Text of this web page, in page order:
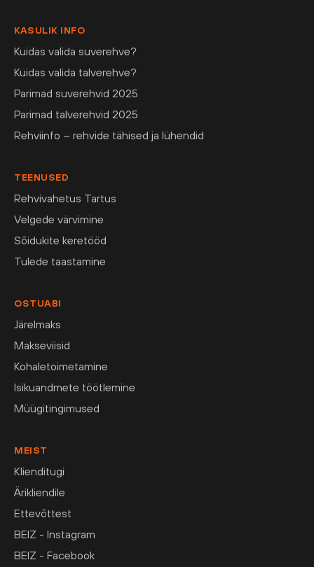
KASULIK INFO
Kuidas valida suverehve?
Kuidas valida talverehve?
Parimad suverehvid 2025
Parimad talverehvid 2025
Rehviinfo – rehvide tähised ja lühendid
TEENUSED
Rehvivahetus Tartus
Velgede värvimine
Sõidukite keretööd
Tulede taastamine
OSTUABI
Järelmaks
Makseviisid
Kohaletoimetamine
Isikuandmete töötlemine
Müügitingimused
MEIST
Klienditugi
Ärikliendile
Ettevõttest
BEIZ - Instagram
BEIZ - Facebook